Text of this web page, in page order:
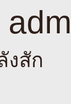
งสัก